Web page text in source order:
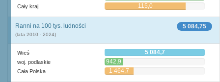
Cały kraj 115,0
5 084,75
Ranni na 100 tys. ludności
(lata 2010 - 2024)
Wieś 5 084,7
woj. podlaskie 942,9
Cała Polska 1 464,7